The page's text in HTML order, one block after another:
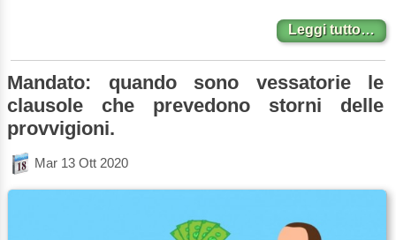
Leggi tutto…
Mandato: quando sono vessatorie le
clausole che prevedono storni delle
provvigioni.
Mar 13 Ott 2020